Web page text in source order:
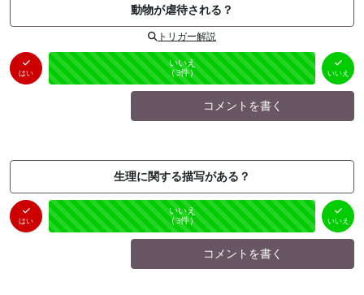
動物が虐待される？
トリガー解説
はい
はい
（0件）
未投票
いいえ
（3件） いいえ
コメントを書く
生理に関する描写がある？
はい
はい
（0件）
未投票
いいえ
（3件） いいえ
コメントを書く